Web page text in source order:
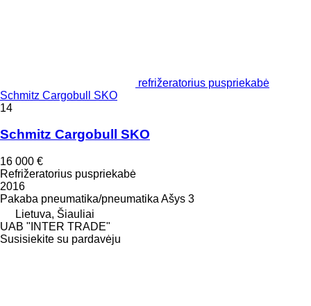
refrižeratorius puspriekabė
Schmitz Cargobull SKO
14
Schmitz Cargobull SKO
16 000 €
Refrižeratorius puspriekabė
2016
Pakaba pneumatika/pneumatika Ašys 3
Lietuva, Šiauliai
UAB "INTER TRADE"
Susisiekite su pardavėju